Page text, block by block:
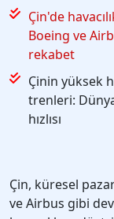
Çin'de
Boeing ve
rekabet
Çinin yüksek
trenleri:
hızlısı
Çin, küresel
ve Airbus gibi